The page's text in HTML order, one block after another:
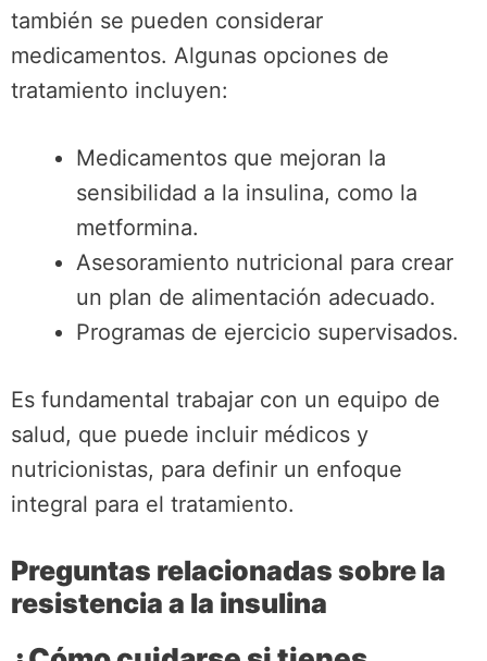
también se pueden considerar
medicamentos. Algunas opciones de
tratamiento incluyen:
Medicamentos que mejoran la
sensibilidad a la insulina, como la
metformina.
Asesoramiento nutricional para crear
un plan de alimentación adecuado.
Programas de ejercicio supervisados.
Es fundamental trabajar con un equipo de
salud, que puede incluir médicos y
nutricionistas, para definir un enfoque
integral para el tratamiento.
Preguntas relacionadas sobre la
resistencia a la insulina